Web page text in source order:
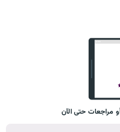
مراجعات حتى الآن